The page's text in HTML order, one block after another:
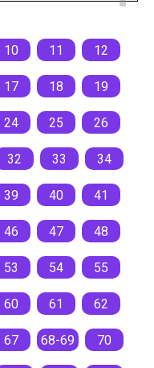
10 11 12
17 18 19
24 25 26
32 33 34
39 40 41
46 47 48
53 54 55
60 61 62
67 68-69 70